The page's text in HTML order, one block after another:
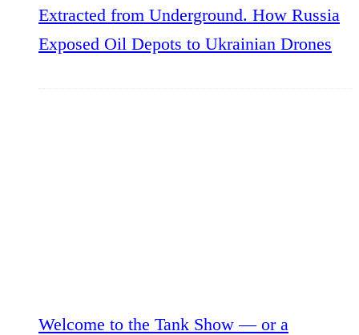
Extracted from Underground. How Russia
Exposed Oil Depots to Ukrainian Drones
Welcome to the Tank Show — or a